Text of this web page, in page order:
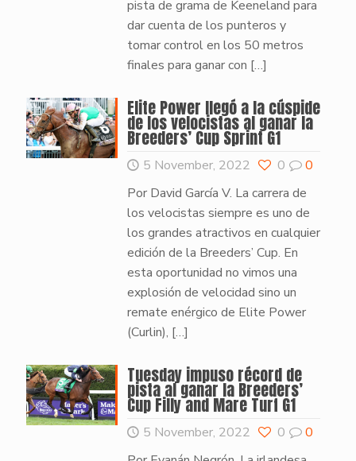
pista de grama de Keeneland para
dar cuenta de los punteros y
tomar control en los 50 metros
finales para ganar con […]
Elite Power llegó a la cúspide
de los velocistas al ganar la
Breeders’ Cup Sprint G1
5 November, 2022 0
0
Por David García V. La carrera de
los velocistas siempre es uno de
los grandes atractivos en cualquier
edición de la Breeders’ Cup. En
esta oportunidad no vimos una
explosión de velocidad sino un
remate enérgico de Elite Power
(Curlin), […]
Tuesday impuso récord de
pista al ganar la Breeders’
Cup Filly and Mare Turf G1
5 November, 2022 0
0